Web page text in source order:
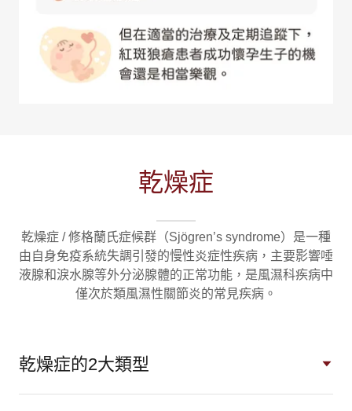
乾燥症
乾燥症 / 修格蘭氏症候群（Sjögren’s syndrome）是一種
由自身免疫系統失調引發的慢性炎症性疾病，主要影響唾
液腺和淚水腺等外分泌腺體的正常功能，是風濕科疾病中
僅次於類風濕性關節炎的常見疾病。
乾燥症的2大類型